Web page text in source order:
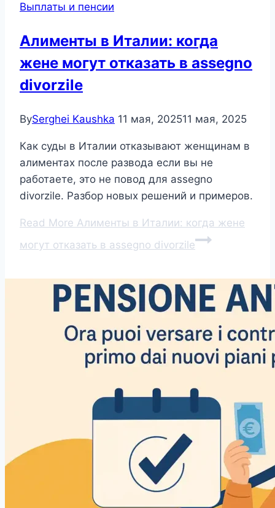
Выплаты и пенсии
Алименты в Италии: когда
жене могут отказать в assegno
divorzile
BySerghei Kaushka 11 мая, 202511 мая, 2025
Как суды в Италии отказывают женщинам в
алиментах после развода если вы не
работаете, это не повод для assegno
divorzile. Разбор новых решений и примеров.
Read More Алименты в Италии: когда жене
могут отказать в assegno divorzile